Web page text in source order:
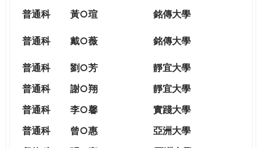
普通科
黃○瑄 銘傳大學
普通科 戴○薇 銘傳大學
普通科 劉○芳
靜宜大學
普通科
謝○翔
靜宜大學
普通科
李○馨
實踐大學
普通科
曾○惠
亞洲大學